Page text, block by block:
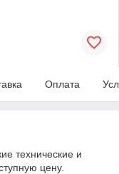
Оплата
технические и
цену.